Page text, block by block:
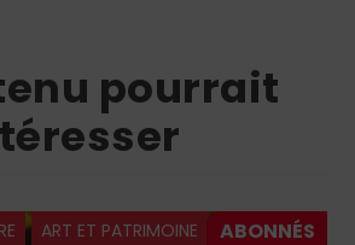
pourrait
ART ET PATRIMOINE